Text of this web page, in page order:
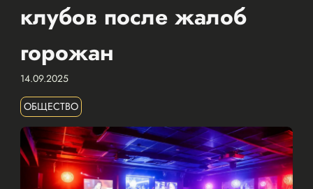
клубов после жалоб
горожан
14.09.2025
ОБЩЕСТВО